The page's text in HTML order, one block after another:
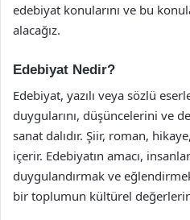
edebiyat konularını ve bu
alacağız.
Edebiyat Nedir?
Edebiyat, yazılı veya sözlü
duygularını, düşüncelerini ve
sanat dalıdır. Şiir, roman,
içerir. Edebiyatın amacı,
duygulandırmak ve
bir toplumun kültürel